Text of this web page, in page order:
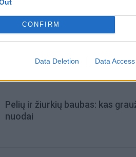
CONFIRM
Data Deletion Data Access
Mirė garsi lietuvių aktorė:
Pelių ir žiurkių baubas: kas
nuodai